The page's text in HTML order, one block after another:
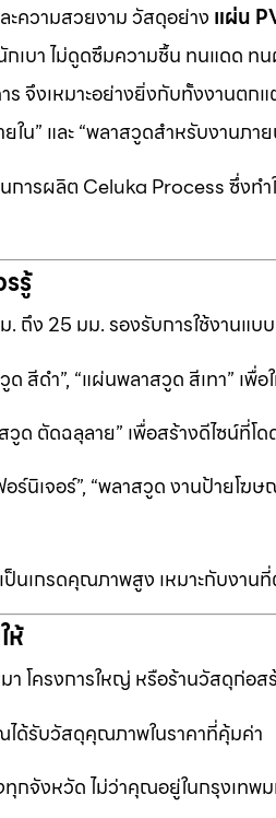
ความสวยงาม วัสดุอย่าง แผ่น
บา ไม่ดูดซึมความชื้น ทนแดด ทน
ร จึงเหมาะอย่างยิ่งกับทั้งงานต
ใน” และ “พลาสวูดสำหรับงานภา
รผลิต Celuka Process ซึ่งทำ
รู้
ถึง 25 มม. รองรับการใช้งานแ
สีดำ”, “แผ่นพลาสวูด สีเทา” เ
ด ตัดฉลุลาย” เพื่อสร้างดีไซน์ที่โ
ร์นิเจอร์”, “พลาสวูด งานป้ายโ
ป็นเกรดคุณภาพสูง เหมาะกับงา
ห้
โครงการใหญ่ หรือร้านวัสดุก่อส
ได้รับวัสดุคุณภาพในราคาที่คุ้มค่า
กจังหวัด ไม่ว่าคุณอยู่ในกรุงเทพ